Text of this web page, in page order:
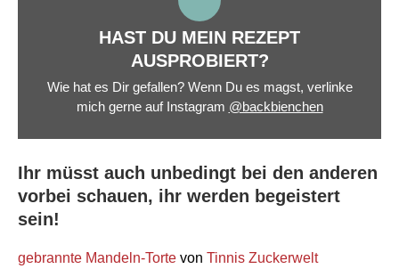
HAST DU MEIN REZEPT
AUSPROBIERT?
Wie hat es Dir gefallen? Wenn Du es magst, verlinke
mich gerne auf Instagram @backbienchen
Ihr müsst auch unbedingt bei den anderen
vorbei schauen, ihr werden begeistert
sein!
gebrannte Mandeln-Torte von Tinnis Zuckerwelt